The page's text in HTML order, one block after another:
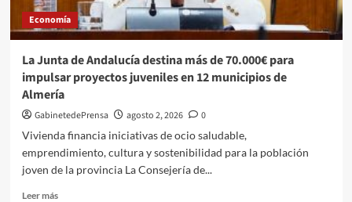
Social
se
sitúa
332.417
afiliados
en
la
de
Almería
Economía
La Junta de Andalucía destina más de 70.000€ para
impulsar proyectos juveniles en 12 municipios de
Almería
GabinetedePrensa agosto 2, 2026
0
Vivienda financia iniciativas de ocio saludable,
emprendimiento, cultura y sostenibilidad para la población
joven de la provincia La Consejería de...
Leer másLeer